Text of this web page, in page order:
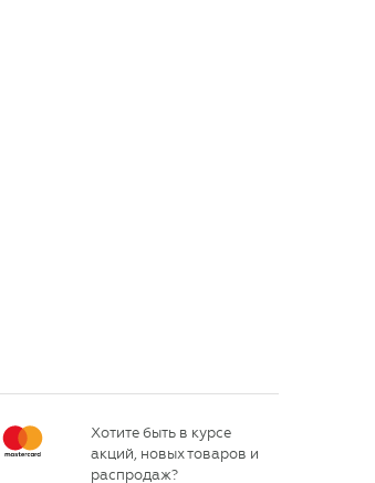
Хотите быть в курсе
акций, новых товаров и
распродаж?